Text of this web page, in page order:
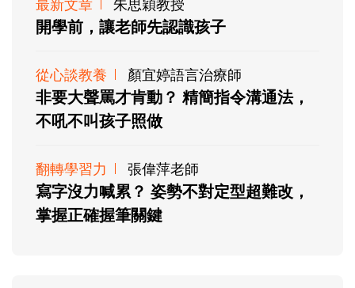
最新文章 朱思穎教授
開學前，讓老師先認識孩子
從心談教養 顏宜婷語言治療師
非要大聲罵才肯動？ 精簡指令溝通法，
不吼不叫孩子照做
翻轉學習力 張偉萍老師
寫字沒力喊累？ 姿勢不對定型超難改，
掌握正確握筆關鍵